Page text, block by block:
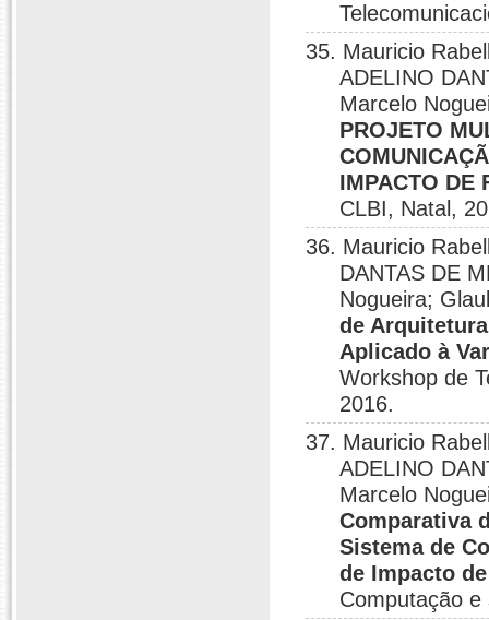
35. Mauricio
ADELINO
Marcelo
PROJETO
IMPACTO DE
CLBI, Natal,
36. Mauricio
DANTAS DE
Nogueira;
de
Aplicado à
Workshop de
2016.
37. Mauricio
ADELINO
Marcelo
Comparativa
Sistema de
de Impacto
Computação